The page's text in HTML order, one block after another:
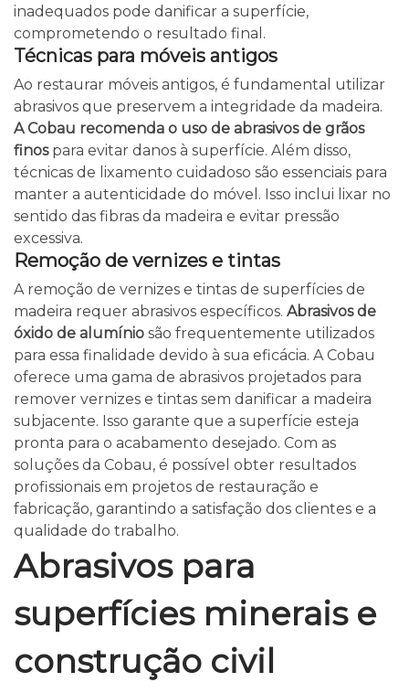
inadequados pode danificar a superfície,
comprometendo o resultado final.
Técnicas para móveis antigos
Ao restaurar móveis antigos, é fundamental utilizar
abrasivos que preservem a integridade da madeira.
A Cobau recomenda o uso de abrasivos de grãos
finospara evitar danos à superfície. Além disso,
técnicas de lixamento cuidadoso são essenciais para
manter a autenticidade do móvel. Isso inclui lixar no
sentido das fibras da madeira e evitar pressão
excessiva.
Remoção de vernizes e tintas
A remoção de vernizes e tintas de superfícies de
madeira requer abrasivos específicos. Abrasivos de
óxido de alumínio são frequentemente utilizados
para essa finalidade devido à sua eficácia. A Cobau
oferece uma gama de abrasivos projetados para
remover vernizes e tintas sem danificar a madeira
subjacente. Isso garante que a superfície esteja
pronta para o acabamento desejado. Com as
soluções da Cobau, é possível obter resultados
profissionais em projetos de restauração e
fabricação, garantindo a satisfação dos clientes e a
qualidade do trabalho.
Abrasivos para
superfícies minerais e
construção civil